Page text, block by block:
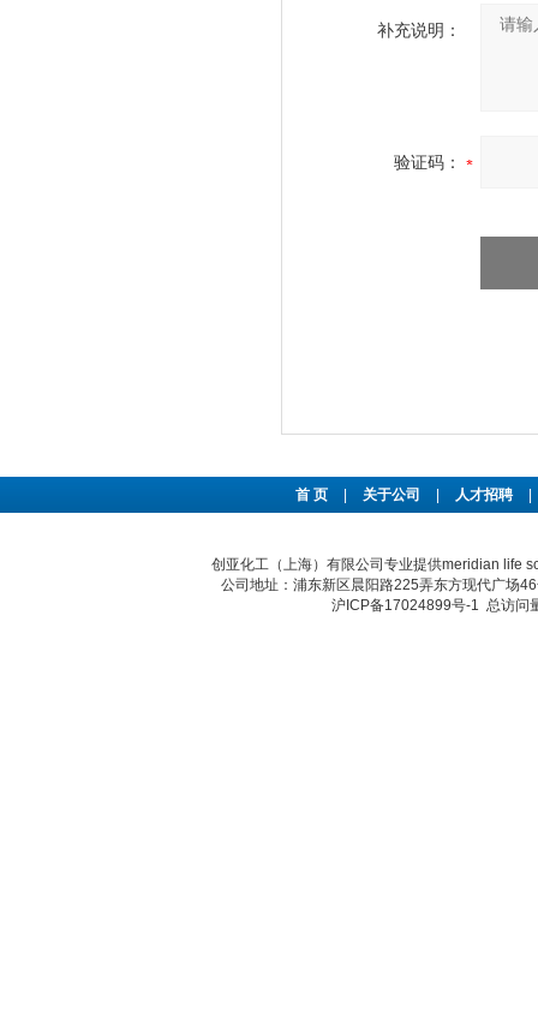
补充说明：
验证码：
首 页 关于公司 人才招聘
创亚化工（上海）有限公司专业提供meridian life
公司地址：浦东新区晨阳路225弄东方现代广场
沪ICP备17024899号-1 总访问